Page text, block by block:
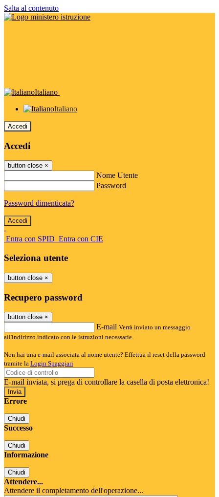
Salta al contenuto
Italiano
Italiano
Accedi
Accedi
button close ×
Nome Utente
Password
Password dimenticata?
-
Entra con SPID Entra con CIE
Seleziona utente
button close ×
Recupero password
button close ×
E-mail Verrà inviato un messaggio
all'indirizzo indicato con le istruzioni necessarie.
Non hai una e-mail associata al nome utente? Effettua il reset della password
tramite la Login Spaggiari
E-mail inviata, si prega di controllare la casella di posta elettronica!
Errore
Chiudi
Successo
Chiudi
Informazione
Chiudi
Attendere...
Attendere il completamento dell'operazione...